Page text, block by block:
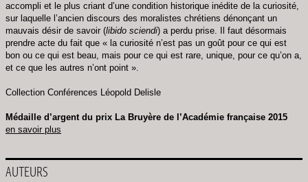
accompli et le plus criant d’une condition historique inédite de la curiosité,
sur laquelle l’ancien discours des moralistes chrétiens dénonçant un
mauvais désir de savoir (libido sciendi) a perdu prise. Il faut désormais
prendre acte du fait que « la curiosité n’est pas un goût pour ce qui est
bon ou ce qui est beau, mais pour ce qui est rare, unique, pour ce qu’on a,
et ce que les autres n’ont point ».
Collection Conférences Léopold Delisle
Médaille d’argent du prix La Bruyère de l’Académie française 2015
en savoir plus
AUTEURS